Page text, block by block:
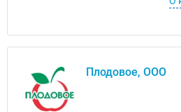
Плодовое, ООО